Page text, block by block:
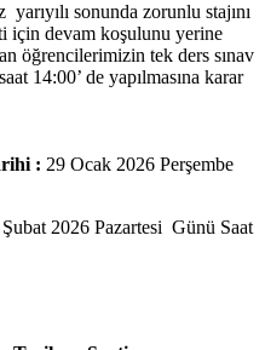
sonunda zorunlu stajını
için devam koşulunu yerine
öğrencilerimizin tek ders sınav
14:00’ de yapılmasına karar
: 29 Ocak 2026 Perşembe
Şubat 2026 Pazartesi Günü Saat